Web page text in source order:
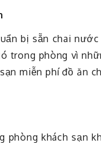
bị sẵn chai
trong phòng vì
miễn phí đồ ăn
phòng khách sạn